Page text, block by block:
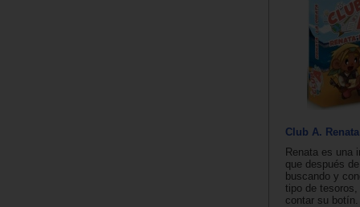
Club A.
Renata es una
que después
buscando y
tipo de tesoros,
contar su